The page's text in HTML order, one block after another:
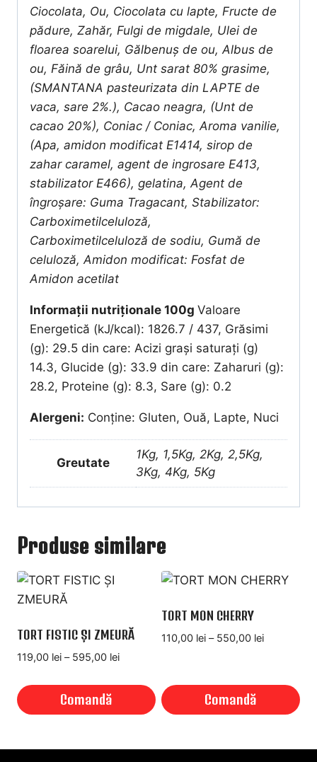
Ciocolata, Ou, Ciocolata cu lapte, Fructe de
pădure, Zahăr, Fulgi de migdale, Ulei de
floarea soarelui, Gălbenuș de ou, Albus de
ou, Făină de grâu, Unt sarat 80% grasime,
(SMANTANA pasteurizata din LAPTE de
vaca, sare 2%.), Cacao neagra, (Unt de
cacao 20%), Coniac / Coniac, Aroma vanilie,
(Apa, amidon modificat E1414, sirop de
zahar caramel, agent de ingrosare E413,
stabilizator E466), gelatina, Agent de
îngroșare: Guma Tragacant, Stabilizator:
Carboximetilceluloză,
Carboximetilceluloză de sodiu, Gumă de
celuloză, Amidon modificat: Fosfat de
Amidon acetilat
Informații nutriționale 100g Valoare
Energetică (kJ/kcal): 1826.7 / 437, Grăsimi
(g): 29.5 din care: Acizi grași saturați (g)
14.3, Glucide (g): 33.9 din care: Zaharuri (g):
28.2, Proteine (g): 8.3, Sare (g): 0.2
Alergeni: Conține: Gluten, Ouă, Lapte, Nuci
Greutate
1Kg, 1,5Kg, 2Kg, 2,5Kg,
3Kg, 4Kg, 5Kg
Produse similare
TORT FISTIC ȘI ZMEURĂ
119,00 lei – 595,00 leiInterval
prețuri:
119,00 lei
Comandă
TORT MON CHERRY
110,00 lei – 550,00 leiInterval
110,00 lei
la
Comandă